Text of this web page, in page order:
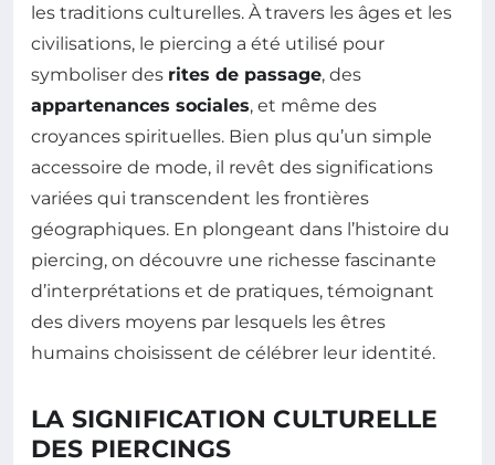
les traditions culturelles. À travers les âges et les
civilisations, le piercing a été utilisé pour
symboliser des rites de passage, des
appartenances sociales, et même des
croyances spirituelles. Bien plus qu’un simple
accessoire de mode, il revêt des significations
variées qui transcendent les frontières
géographiques. En plongeant dans l’histoire du
piercing, on découvre une richesse fascinante
d’interprétations et de pratiques, témoignant
des divers moyens par lesquels les êtres
humains choisissent de célébrer leur identité.
LA SIGNIFICATION CULTURELLE
DES PIERCINGS